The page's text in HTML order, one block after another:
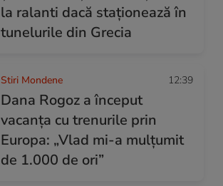
la ralanti dacă staționează în
tunelurile din Grecia
Stiri Mondene 12:39
Dana Rogoz a început
vacanța cu trenurile prin
Europa: „Vlad mi-a mulțumit
de 1.000 de ori”